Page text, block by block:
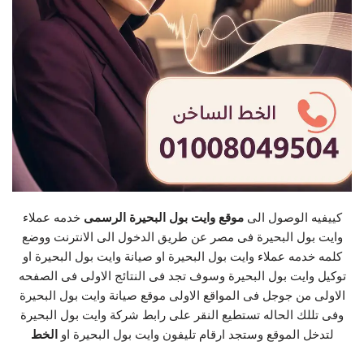
كييفيه الوصول الىموقع وايت بول البحيرة الرسمى خدمه عملاء
وايت بول البحيرة فى مصر عن طريق الدخول الى الانترنت ووضع
كلمه خدمه عملاء وايت بول البحيرة او صيانة وايت بول البحيرة او
توكيل وايت بول البحيرة وسوف تجد فى النتائج الاولى فى الصفحه
الاولى من جوجل فى المواقع الاولى موقع صيانة وايت بول البحيرة
وفى تللك الحاله تستطيع النقر على رابط شركة وايت بول البحيرة
لتدخل الموقع وستجد ارقام تليفون وايت بول البحيرة او الخط